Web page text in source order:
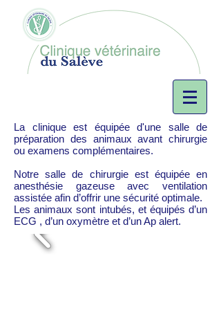
La clinique est équipée d'une salle de
préparation des animaux avant chirurgie
ou examens complémentaires.
Notre salle de chirurgie est équipée en
anesthésie gazeuse avec ventilation
assistée afin d’offrir une sécurité optimale.
Les animaux sont intubés, et équipés d’un
ECG , d’un oxymètre et d’un Ap alert.